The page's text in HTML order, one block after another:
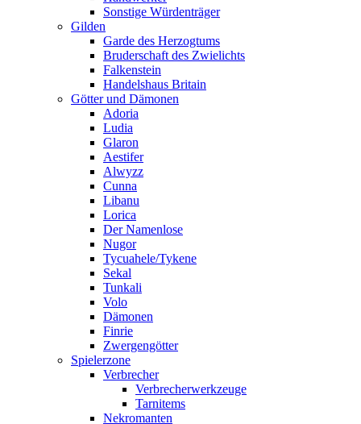
Sonstige Würdenträger
Gilden
Garde des Herzogtums
Bruderschaft des Zwielichts
Falkenstein
Handelshaus Britain
Götter und Dämonen
Adoria
Ludia
Glaron
Aestifer
Alwyzz
Cunna
Libanu
Lorica
Der Namenlose
Nugor
Tycuahele/Tykene
Sekal
Tunkali
Volo
Dämonen
Finrie
Zwergengötter
Spielerzone
Verbrecher
Verbrecherwerkzeuge
Tarnitems
Nekromanten